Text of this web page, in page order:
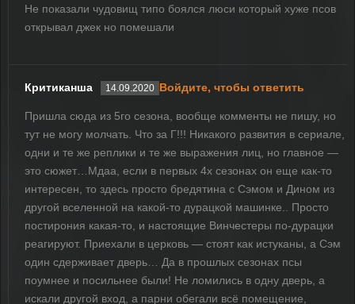
Не показали чудовищ типо боялся люси который хуже псов
открывал джек но помешали
Критиканша 14.09.2020 Войдите, чтобы ответить
Пришла сюда из 5го сезона, вообще комменты не пишу, но
тут не могу молчать. Что за Г!!! Никакого развития в сериале,
одни и те же реплики и те же выражения лиц, но главное —
это сюжет…Мдаа, если в первых 4х сезонах он еще как-то
интересен, то здесь просто бредятина с Сэмом и Дином из
другой вселенной на какой-то дурацкой машинке.. Просто
постирония какая-то, и настоящие Винчестеры по-дурацки
реагируют. Приехали в церковь — стоят как истуканы, а Сэм
один сдерживает дверь… Да в прошлых сезонах псы
поумнее и посильнее были! Не ломились в одну дверь, а
искали другой вход, а парни обегали всё помещение,